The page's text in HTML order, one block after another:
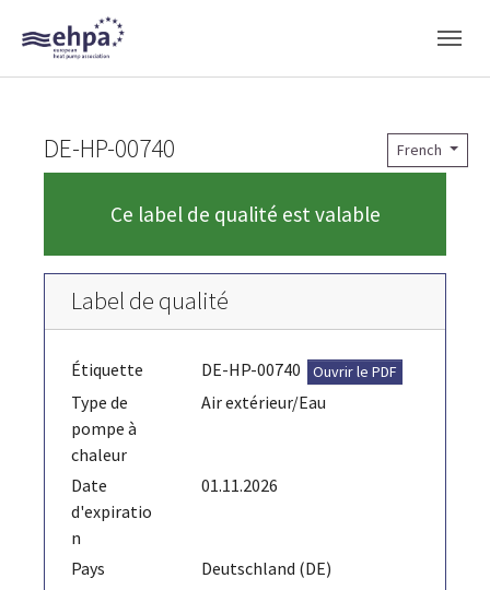
Skip to main navigation
Skip to main content
Skip to page footer
French
DE-HP-00740
Ce label de qualité est valable
Label de qualité
Étiquette DE-HP-00740 Ouvrir le PDF
Type de
pompe à
chaleur
Air extérieur/Eau
Date
d'expiratio
n
01.11.2026
Pays
Deutschland (DE)